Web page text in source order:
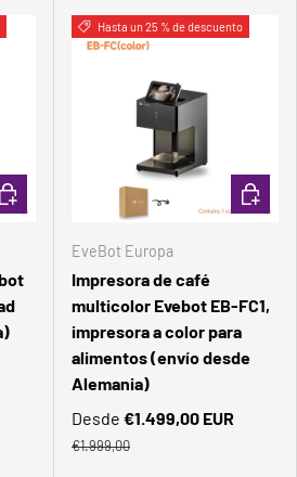
ELEGIR OPCIONES
Comparar
Hasta un 25 % de descuento
EveBot Europa
Impresora de café
multicolor Evebot EB-FC1,
impresora a color para
alimentos (envío desde
Alemania)
Desde €1.499,00 EUR
€1.999,00
ELEGIR